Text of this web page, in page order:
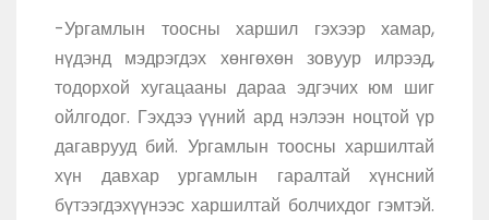
-Ургамлын тоосны харшил гэхээр хамар,
нүдэнд мэдрэгдэх хөнгөхөн зовуур илрээд,
тодорхой хугацааны дараа эдгэчих юм шиг
ойлгодог. Гэхдээ үүний ард нэлээн ноцтой үр
дагаврууд бий. Ургамлын тоосны харшилтай
хүн давхар ургамлын гаралтай хүнсний
бүтээгдэхүүнээс харшилтай болчихдог гэмтэй.